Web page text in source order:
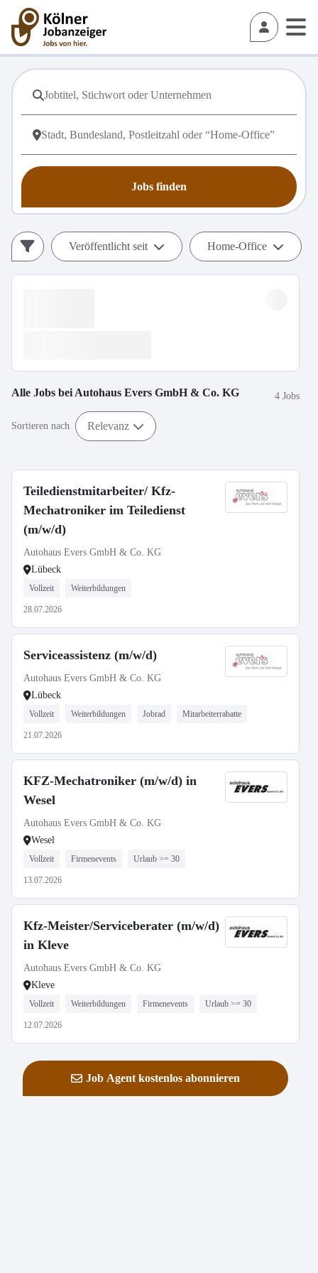
Jobs finden
Veröffentlicht seit Home-Office
Alle Jobs bei Autohaus Evers GmbH & Co. KG 4 Jobs
Sortieren nach Relevanz
Teiledienstmitarbeiter/ Kfz-
Mechatroniker im Teiledienst
(m/w/d)
Autohaus Evers GmbH & Co. KG
Lübeck
Vollzeit Weiterbildungen
28.07.2026
Serviceassistenz (m/w/d)
Autohaus Evers GmbH & Co. KG
Lübeck
Vollzeit Weiterbildungen Jobrad Mitarbeiterrabatte
21.07.2026
KFZ-Mechatroniker (m/w/d) in
Wesel
Autohaus Evers GmbH & Co. KG
Wesel
Vollzeit Firmenevents Urlaub >= 30
13.07.2026
Kfz-Meister/Serviceberater (m/w/d)
in Kleve
Autohaus Evers GmbH & Co. KG
Kleve
Vollzeit Weiterbildungen Firmenevents Urlaub >= 30
12.07.2026
Job Agent kostenlos abonnieren